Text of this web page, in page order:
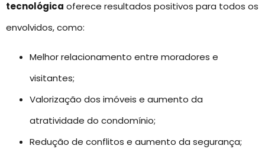
tecnológica oferece resultados positivos para todos os
envolvidos, como:
Melhor relacionamento entre moradores e
visitantes;
Valorização dos imóveis e aumento da
atratividade do condomínio;
Redução de conflitos e aumento da segurança;